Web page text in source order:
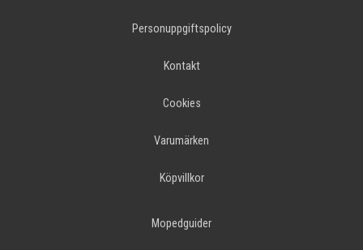
Personuppgiftspolicy
Kontakt
Cookies
Varumärken
Köpvillkor
Mopedguider